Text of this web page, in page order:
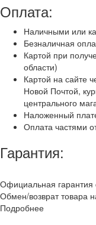
Оплата:
Наличными или
Безналичная
Картой при
области)
Картой на сайте
Новой Почтой,
центрального
Наложенный
Оплата частями
Гарантия:
Официальная гарантия
Обмен/возврат товара
Подробнее